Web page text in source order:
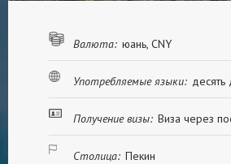
Валюта: юань, CNY
Употребляемые языки: десять
Получение визы: Виза через
Столица: Пекин